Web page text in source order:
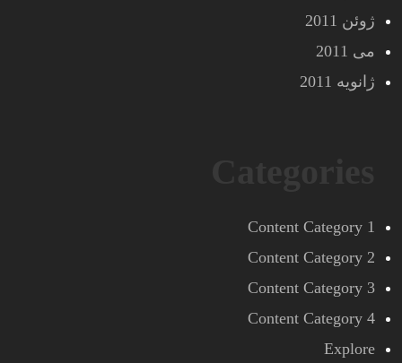
ژوئن 2011
می 2011
ژانویه 2011
Content Category 1
Content Category 2
Content Category 3
Content Category 4
Explore